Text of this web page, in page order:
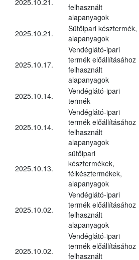
felhasznált
alapanyagok
2025.10.21.
Sütőipari késztermék,
alapanyagok
2025.10.17.
Vendéglátó-ipari
termék előállításához
felhasznált
alapanyagok
2025.10.14.
Vendéglátó-ipari
termék
2025.10.14.
Vendéglátó-ipari
termék előállításához
felhasznált
alapanyagok
2025.10.13.
sütőipari
késztermékek,
félkésztermékek,
alapanyagok
2025.10.02.
Vendéglátó-ipari
termék előállításához
felhasznált
alapanyagok
2025.10.02.
Vendéglátó-ipari
termék előállításához
felhasznált